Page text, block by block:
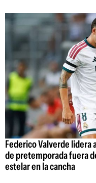
Federico Valverde lidera
de pretemporada fuera
estelar en la cancha